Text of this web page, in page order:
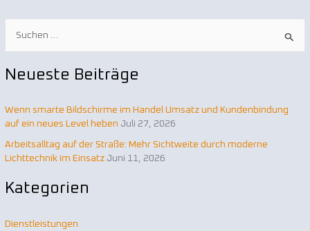
c
e
n
c
:
Neueste Beiträge
Wenn smarte Bildschirme im Handel Umsatz und Kundenbindung
auf ein neues Level heben Juli 27, 2026
Arbeitsalltag auf der Straße: Mehr Sichtweite durch moderne
Lichttechnik im Einsatz Juni 11, 2026
Kategorien
Dienstleistungen